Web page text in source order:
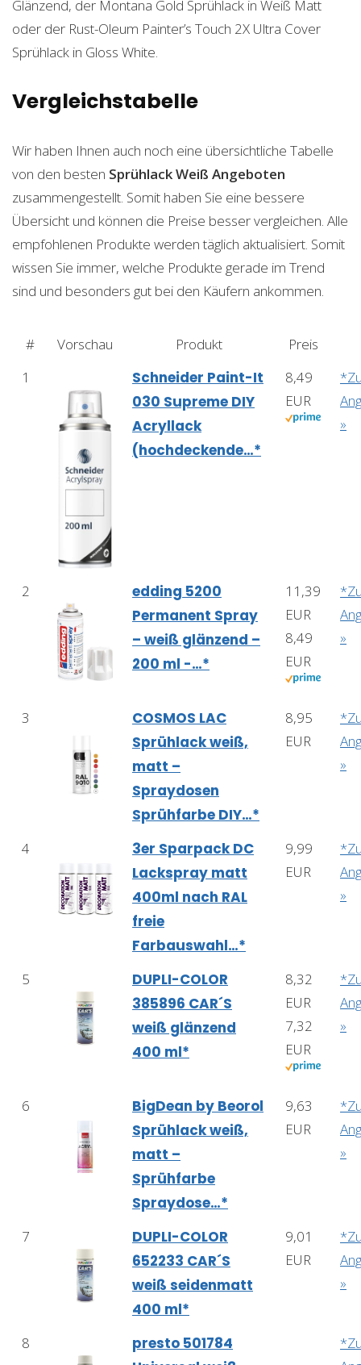
Glänzend, der Montana Gold Sprühlack in Weiß Matt
oder der Rust-Oleum Painter’s Touch 2X Ultra Cover
Sprühlack in Gloss White.
Vergleichstabelle
Wir haben Ihnen auch noch eine übersichtliche Tabelle
von den besten Sprühlack Weiß Angeboten
zusammengestellt. Somit haben Sie eine bessere
Übersicht und können die Preise besser vergleichen. Alle
empfohlenen Produkte werden täglich aktualisiert. Somit
wissen Sie immer, welche Produkte gerade im Trend
sind und besonders gut bei den Käufern ankommen.
# Vorschau Produkt
Preis
1
Schneider Paint-It
030 Supreme DIY
Acryllack
(hochdeckende…*
8,49
EUR
»
2
edding 5200
Permanent Spray
– weiß glänzend –
200 ml -…*
11,39
EUR
8,49
EUR
»
3
COSMOS LAC
Sprühlack weiß,
matt –
Spraydosen
Sprühfarbe DIY…*
8,95
EUR
»
4
3er Sparpack DC
Lackspray matt
400ml nach RAL
freie
Farbauswahl…*
9,99
EUR
»
5
DUPLI-COLOR
385896 CAR´S
weiß glänzend
400 ml*
8,32
EUR
7,32
EUR
»
6
BigDean by Beorol
Sprühlack weiß,
matt –
Sprühfarbe
Spraydose…*
9,63
EUR
»
7
DUPLI-COLOR
652233 CAR´S
weiß seidenmatt
400 ml*
9,01
EUR
»
8
presto 501784